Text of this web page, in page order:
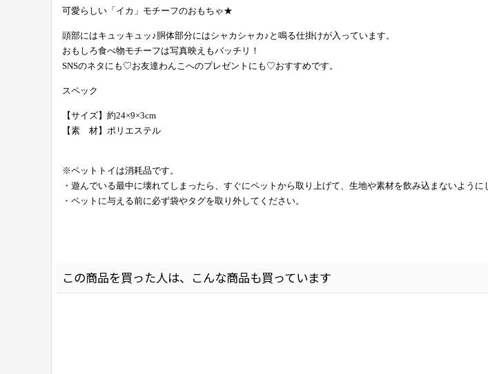
可愛らしい「イカ」モチーフのおもちゃ★
頭部にはキュッキュッ♪胴体部分にはシャカシャカ♪と鳴る仕掛けが入っています。
おもしろ食べ物モチーフは写真映えもバッチリ！
SNSのネタにも♡お友達わんこへのプレゼントにも♡おすすめです。
スペック
【サイズ】約24×9×3cm
【素 材】ポリエステル
※ペットトイは消耗品です。
・遊んでいる最中に壊れてしまったら、すぐにペットから取り上げて、生地や素材を飲み込まないように
・ペットに与える前に必ず袋やタグを取り外してください。
この商品を買った人は、こんな商品も買っています